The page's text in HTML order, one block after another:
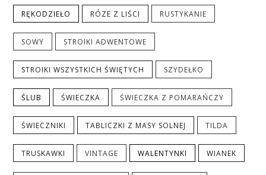
RĘKODZIEŁO RÓZE Z LIŚCI RUSTYKANIE
SOWY STROIKI ADWENTOWE
STROIKI WSZYSTKICH ŚWIĘTYCH SZYDEŁKO
ŚLUB ŚWIECZKA ŚWIECZKA Z POMARAŃCZY
ŚWIECZNIKI TABLICZKI Z MASY SOLNEJ TILDA
TRUSKAWKI VINTAGE WALENTYNKI WIANEK